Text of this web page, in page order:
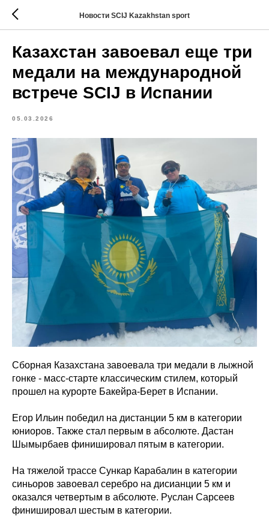
Новости SCIJ Kazakhstan sport
Казахстан завоевал еще три
медали на международной
встрече SCIJ в Испании
05.03.2026
Сборная Казахстана завоевала три медали в лыжной
гонке - масс-старте классическим стилем, который
прошел на курорте Бакейра-Берет в Испании.
Егор Ильин победил на дистанции 5 км в категории
юниоров. Также стал первым в абсолюте. Дастан
Шымырбаев финишировал пятым в категории.
На тяжелой трассе Сункар Карабалин в категории
синьоров завоевал серебро на дисианции 5 км и
оказался четвертым в абсолюте. Руслан Сарсеев
финишировал шестым в категории.